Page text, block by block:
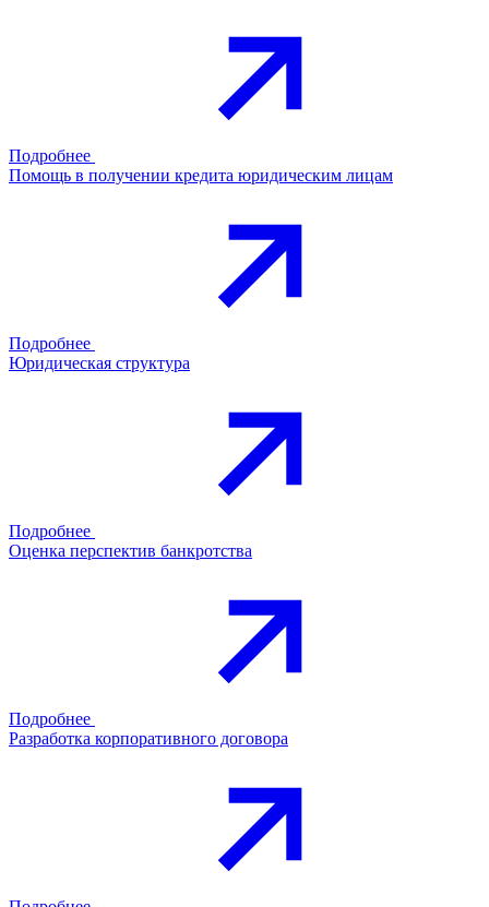
Подробнее
Помощь в получении кредита юридическим лицам
Подробнее
Юридическая структура
Подробнее
Оценка перспектив банкротства
Подробнее
Разработка корпоративного договора